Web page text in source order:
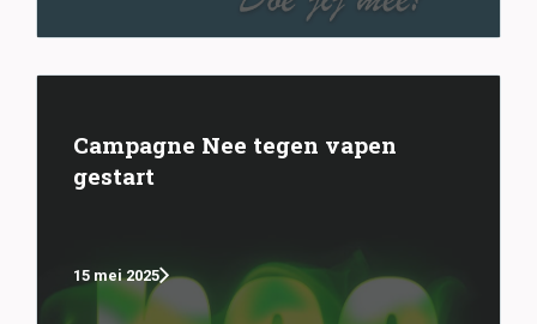
Campagne Nee tegen vapen
gestart
15 mei 2025